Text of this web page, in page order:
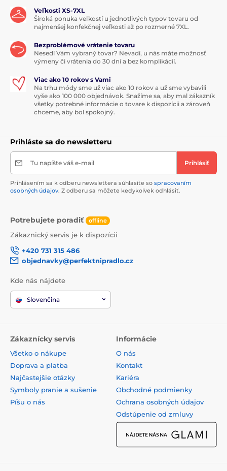
Veľkosti XS-7XL
Široká ponuka veľkostí u jednotlivých typov tovaru od
najmenšej konfekčnej veľkosti až po rozmerné 7XL.
Bezproblémové vrátenie tovaru
Nesedí Vám vybraný tovar? Nevadí, u nás máte možnosť
výmeny či vrátenia do 30 dní a bez komplikácií.
Viac ako 10 rokov s Vami
Na trhu módy sme už viac ako 10 rokov a už sme vybavili
vyše ako 100 000 objednávok. Snažíme sa, aby mal zákazník
všetky potrebné informácie o tovare k dispozícii a zároveň
chceme, aby bol spokojný.
Prihláste sa do newsletteru
Tu napíšte váš e-mail Prihlásiť
Prihlásením sa k odberu newslettera súhlasíte so spracovaním
osobných údajov. Z odberu sa môžete kedykoľvek odhlásiť.
Potrebujete poradiť offline
Zákaznický servis je k dispozícii
+420 731 315 486
objednavky@perfektnipradlo.cz
Kde nás nájdete
Slovenčina
Zákaznícky servis
Všetko o nákupe
Doprava a platba
Najčastejšie otázky
Symboly pranie a sušenie
Píšu o nás
Informácie
O nás
Kontakt
Kariéra
Obchodné podmienky
Ochrana osobných údajov
Odstúpenie od zmluvy